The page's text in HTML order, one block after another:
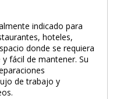
indicado para
hoteles,
donde se requiera
fácil de mantener. Su
de trabajo y